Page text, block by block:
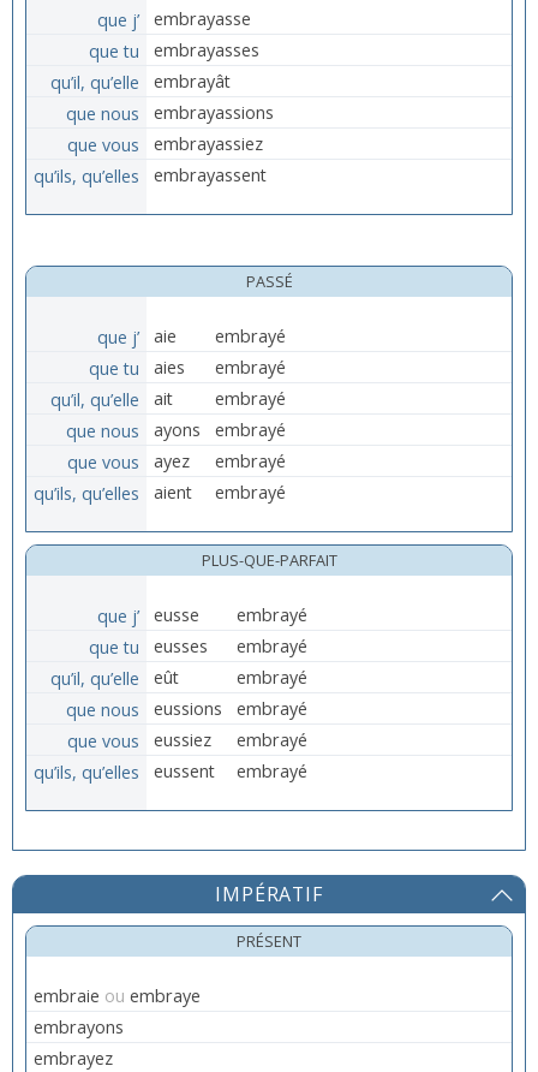
que j’
embrayasse
que tu
embrayasses
qu’il, qu’elle
embrayât
que nous
embrayassions
que vous
embrayassiez
qu’ils, qu’elles
embrayassent
PASSÉ
que j’ aie
embrayé
que tu
aies
embrayé
qu’il, qu’elle
ait
embrayé
que nous
ayons
embrayé
que vous
ayez
embrayé
qu’ils, qu’elles
aient embrayé
PLUS-QUE-PARFAIT
que j’ eusse
embrayé
que tu
eusses
embrayé
qu’il, qu’elle
eût
embrayé
que nous
eussions
embrayé
que vous
eussiez
embrayé
qu’ils, qu’elles
eussent embrayé
IMPÉRATIF
PRÉSENT
embraie ou embraye
embrayons
embrayez